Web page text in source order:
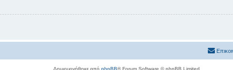
Δημιουργήθηκε από phpBB® Forum Software © phpBB Limited